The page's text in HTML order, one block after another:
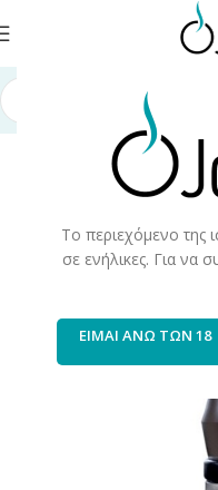
Το περιεχόμενο της
σε ενήλικες. Για να
ΕΙΜΑΙ ΑΝΩ ΤΩΝ 18
Πρώτες Ύλες/